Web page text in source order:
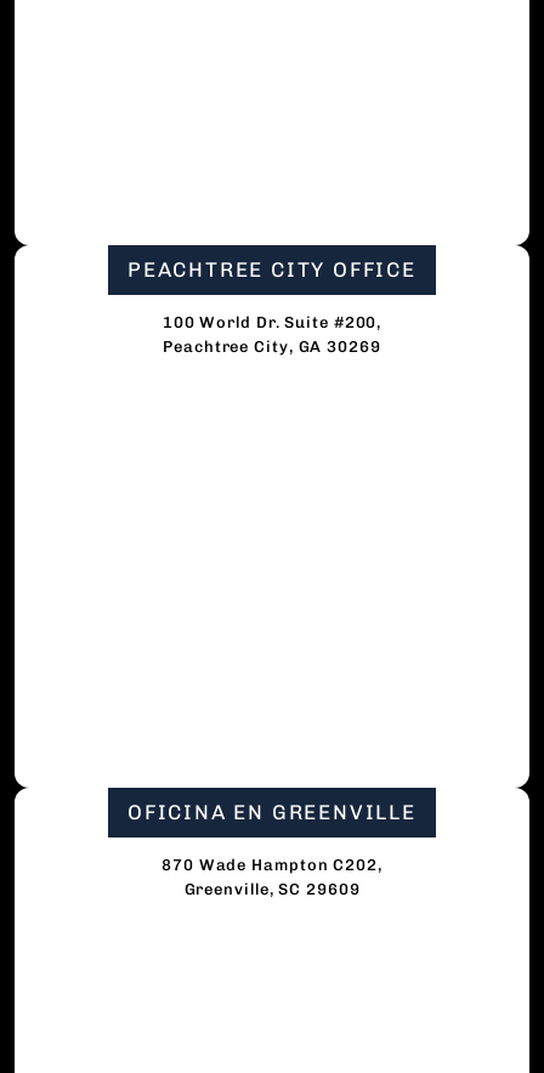
PEACHTREE CITY OFFICE
100 World Dr. Suite #200,
Peachtree City, GA 30269
OFICINA EN GREENVILLE
870 Wade Hampton C202,
Greenville, SC 29609